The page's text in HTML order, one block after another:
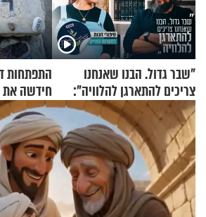
"שבר גדול. הבנו שאנחנו
צריכים להתארגן להלוויה":
זוגיות במבחן, הפעם עם מרים
וגד דנינו
התפתחות
חידשה את
ראדה